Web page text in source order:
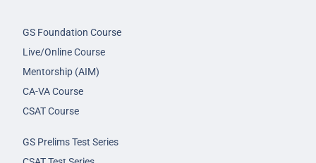
GS Foundation Course
Live/Online Course
Mentorship (AIM)
CA-VA Course
CSAT Course
GS Prelims Test Series